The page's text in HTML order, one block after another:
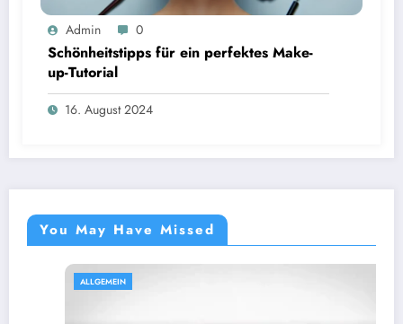
Admin 0
Schönheitstipps für ein perfektes Make-
up-Tutorial
16. August 2024
You May Have Missed
ALLGEMEIN